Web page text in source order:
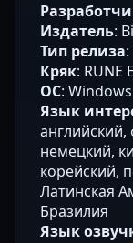
Издатель:
Тип релиза
Кряк: RUNE
ОС:
Язык
английский,
немецкий,
корейский,
Латинская
Бразилия
Язык